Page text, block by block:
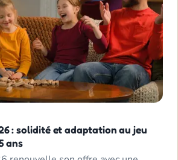
: solidité et adaptation au jeu
ans